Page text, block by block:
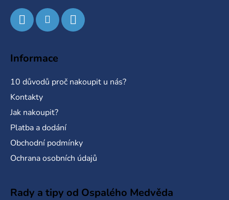
s
Informace
10 důvodů proč nakoupit u nás?
Kontakty
Jak nakoupit?
Platba a dodání
Obchodní podmínky
Ochrana osobních údajů
Rady a tipy od Ospalého Medvěda